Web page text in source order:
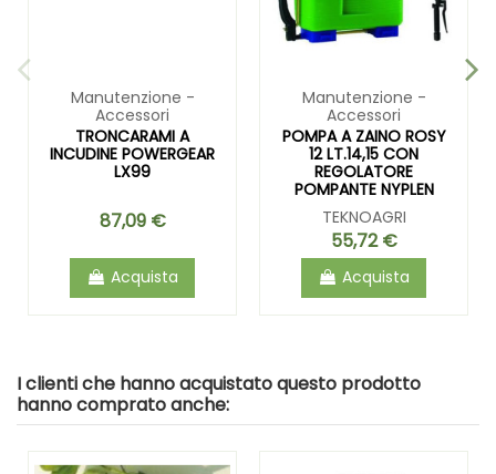
Manutenzione -
Accessori
TRONCARAMI A
INCUDINE POWERGEAR
LX99
87,09 €
Acquista
Manutenzione -
Accessori
POMPA A ZAINO ROSY
12 LT.14,15 CON
REGOLATORE
POMPANTE NYPLEN
TEKNOAGRI
55,72 €
Acquista
I clienti che hanno acquistato questo prodotto
hanno comprato anche: